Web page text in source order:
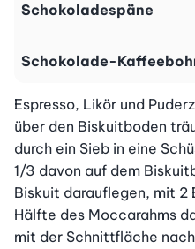
Schokoladespäne
Schokolade-
Espresso, Likör und
über den Biskuitboden
durch ein Sieb in eine
1/3 davon auf dem
Biskuit darauflegen, mit 2
Hälfte des Moccarahms
mit der Schnittfläche